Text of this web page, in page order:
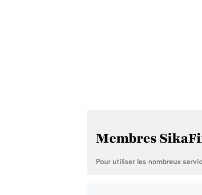
Membres
Pour utiliser les nombreux